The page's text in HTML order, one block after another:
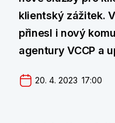
klientský zážitek.
přinesl i nový
agentury VCCP a
20. 4. 2023  17:00